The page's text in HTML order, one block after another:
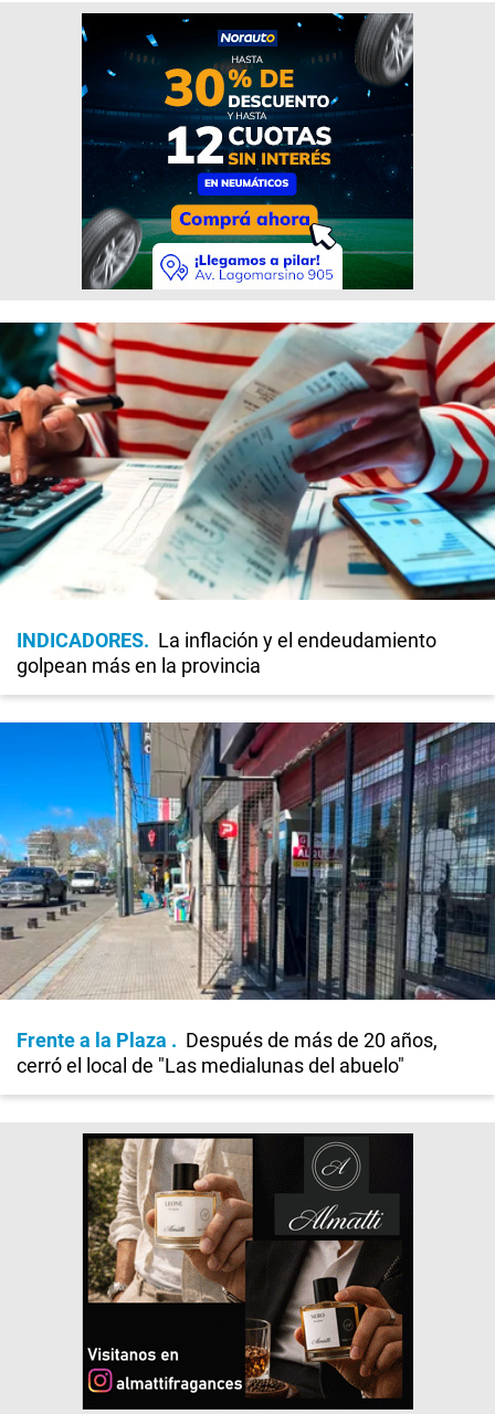
INDICADORES
La inflación y el endeudamiento
golpean más en la provincia
Frente a la Plaza
Después de más de 20 años,
cerró el local de "Las medialunas del abuelo"